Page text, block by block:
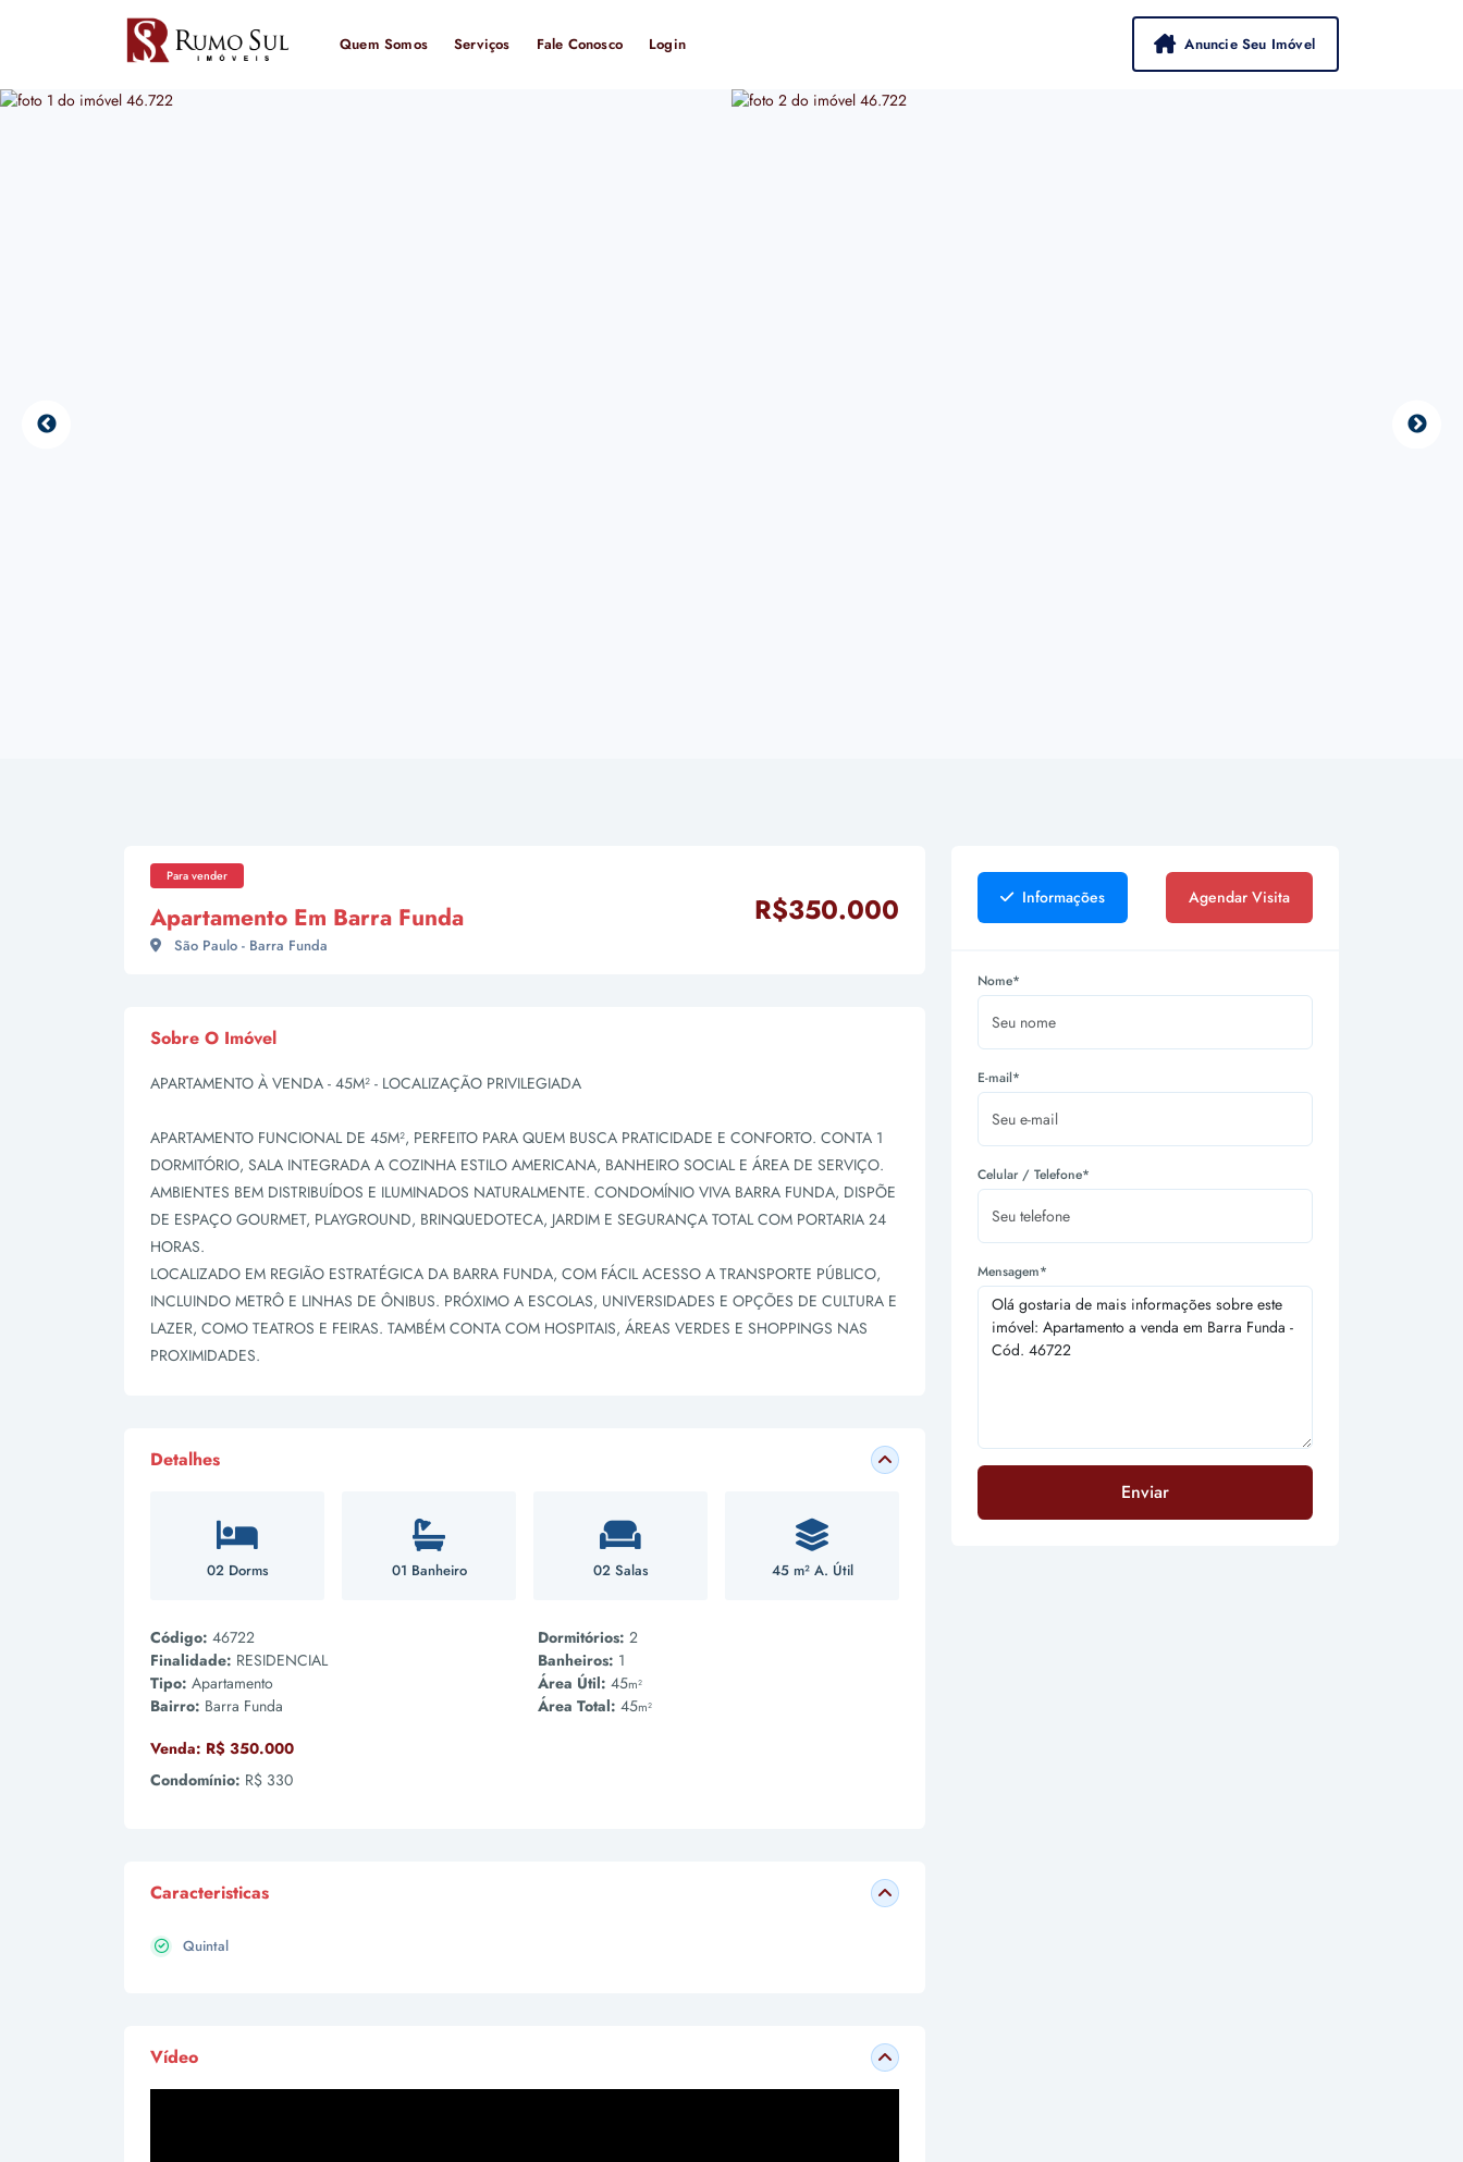
Quem Somos Serviços Fale Conosco Login Anuncie Seu Imóvel
Para vender
Apartamento Em Barra Funda
São Paulo - Barra Funda
R$350.000
Sobre O Imóvel
APARTAMENTO À VENDA - 45M² - LOCALIZAÇÃO PRIVILEGIADA
APARTAMENTO FUNCIONAL DE 45M², PERFEITO PARA QUEM BUSCA PRATICIDADE E CONFORTO. CONTA 1
DORMITÓRIO, SALA INTEGRADA A COZINHA ESTILO AMERICANA, BANHEIRO SOCIAL E ÁREA DE SERVIÇO.
AMBIENTES BEM DISTRIBUÍDOS E ILUMINADOS NATURALMENTE. CONDOMÍNIO VIVA BARRA FUNDA, DISPÕE
DE ESPAÇO GOURMET, PLAYGROUND, BRINQUEDOTECA, JARDIM E SEGURANÇA TOTAL COM PORTARIA 24
HORAS.
LOCALIZADO EM REGIÃO ESTRATÉGICA DA BARRA FUNDA, COM FÁCIL ACESSO A TRANSPORTE PÚBLICO,
INCLUINDO METRÔ E LINHAS DE ÔNIBUS. PRÓXIMO A ESCOLAS, UNIVERSIDADES E OPÇÕES DE CULTURA E
LAZER, COMO TEATROS E FEIRAS. TAMBÉM CONTA COM HOSPITAIS, ÁREAS VERDES E SHOPPINGS NAS
PROXIMIDADES.
Detalhes
02 Dorms 01 Banheiro 02 Salas 45 m² A. Útil
Código: 46722
Finalidade: RESIDENCIAL
Tipo: Apartamento
Bairro: Barra Funda
Dormitórios: 2
Banheiros: 1
Área Útil: 45m²
Área Total: 45m²
Venda: R$ 350.000
Condomínio: R$ 330
Caracteristicas
Quintal
Vídeo
Informações Agendar Visita
Nome*
E-mail*
Celular / Telefone*
Mensagem*
Enviar